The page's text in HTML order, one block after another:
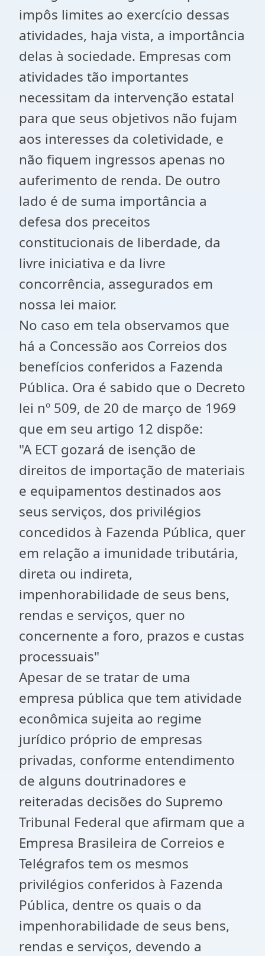
impôs limites ao exercício dessas
atividades, haja vista, a importância
delas à sociedade. Empresas com
atividades tão importantes
necessitam da intervenção estatal
para que seus objetivos não fujam
aos interesses da coletividade, e
não fiquem ingressos apenas no
auferimento de renda. De outro
lado é de suma importância a
defesa dos preceitos
constitucionais de liberdade, da
livre iniciativa e da livre
concorrência, assegurados em
nossa lei maior.
No caso em tela observamos que
há a Concessão aos Correios dos
benefícios conferidos a Fazenda
Pública. Ora é sabido que o Decreto
lei nº 509, de 20 de março de 1969
que em seu artigo 12 dispõe:
"A ECT gozará de isenção de
direitos de importação de materiais
e equipamentos destinados aos
seus serviços, dos privilégios
concedidos à Fazenda Pública, quer
em relação a imunidade tributária,
direta ou indireta,
impenhorabilidade de seus bens,
rendas e serviços, quer no
concernente a foro, prazos e custas
processuais"
Apesar de se tratar de uma
empresa pública que tem atividade
econômica sujeita ao regime
jurídico próprio de empresas
privadas, conforme entendimento
de alguns doutrinadores e
reiteradas decisões do Supremo
Tribunal Federal que afirmam que a
Empresa Brasileira de Correios e
Telégrafos tem os mesmos
privilégios conferidos à Fazenda
Pública, dentre os quais o da
impenhorabilidade de seus bens,
rendas e serviços, devendo a